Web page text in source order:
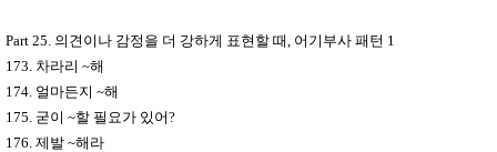
Part 25. 의견이나 감정을 더 강하게 표현할 때 어기부사 패턴 1
173. 차라리 ~해
174. 얼마든지 ~해
175. 굳이 ~할 필요가 있어?
176. 제발 ~해라